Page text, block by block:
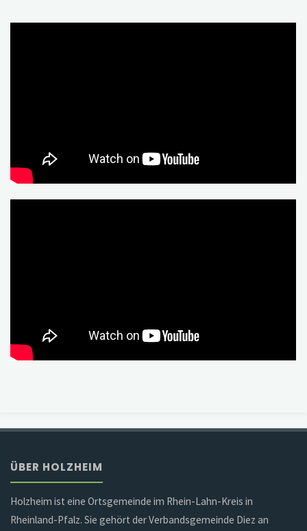
ÜBER HOLZHEIM
Holzheim ist eine Ortsgemeinde im Rhein-Lahn-Kreis in
Rheinland-Pfalz. Sie gehört der Verbandsgemeinde Diez an